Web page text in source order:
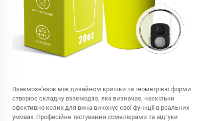
Взаємозв'язок між дизайном кришки та геометрією форми
створює складну взаємодію, яка визначає, наскільки
ефективно келих для вина виконує свої функції в реальних
умовах. Професійне тестування сомелієрами та відгуки